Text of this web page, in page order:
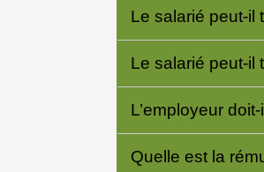
Le salarié peut-il
Le salarié peut-il
L’employeur
Quelle est la